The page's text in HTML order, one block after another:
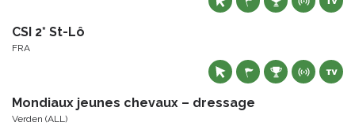
CSI 2* St-Lô
FRA
Mondiaux jeunes chevaux – dressage
Verden (ALL)